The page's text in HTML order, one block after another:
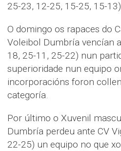
25-23, 12-25, 15-25, 15-
O domingo os rapaces do
Voleibol Dumbría vencían
18, 25-11, 25-22) nun
superioridade nun equipo
incorporacións foron
categoría.
Por último o Xuvenil
Dumbría perdeu ante CV
22-25) un equipo no que